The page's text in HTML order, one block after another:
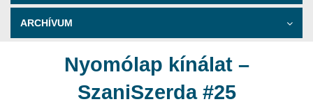
ARCHÍVUM
Nyomólap kínálat –
SzaniSzerda #25